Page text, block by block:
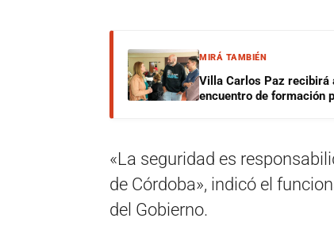
MIRÁ TAMBIÉN
Villa Carlos Paz recibirá
encuentro de formación
«La seguridad es
de Córdoba», indicó el
del Gobierno.